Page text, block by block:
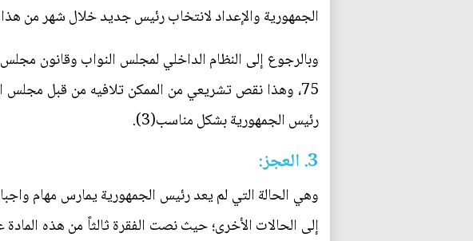
الجمهورية والإعداد لانتخاب رئيس جديد خلال شهر من هذا
75، وهذا نقص تشريعي من الممكن تلافيه من قبل مجلس
رئيس الجمهورية بشكل مناسب(3).
3. العجز:
إلى الحالات الأخرى؛ حيث نصت الفقرة ثالثاً من هذه